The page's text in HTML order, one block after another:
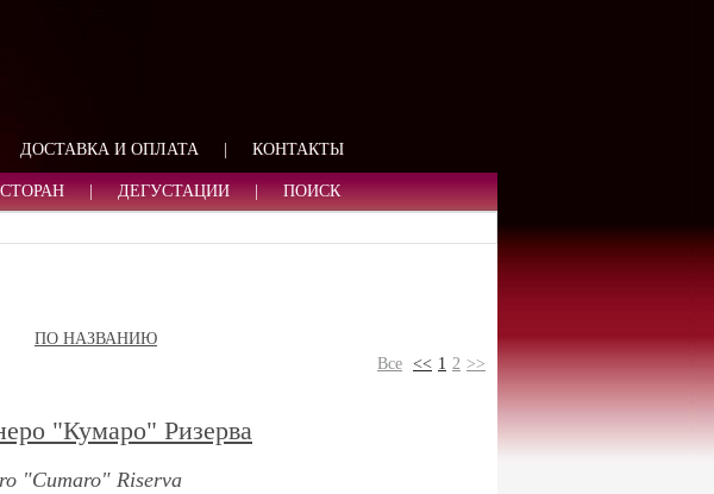
МЕНЯ
ДОСТАВКА И ОПЛАТА КОНТАКТЫ
ДЕГУСТАЦИИ ПОИСК
ПО НАЗВАНИЮ
Все << 1 2 >>
"Кумаро" Ризерва
"Cumaro" Riserva